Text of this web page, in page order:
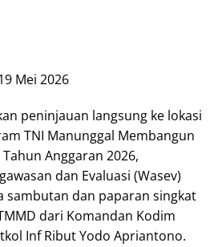
Mei 2026
peninjauan langsung ke lokasi
TNI Manunggal Membangun
Anggaran 2026,
dan Evaluasi (Wasev)
sambutan dan paparan singkat
dari Komandan Kodim
Inf Ribut Yodo Apriantono.